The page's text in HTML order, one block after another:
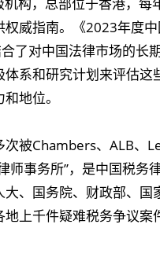
威指南。《2023年度中
了对中国法律市场的长
系和研究计划来评估这
地位。
被Chambers、ALB、
师事务所”，是中国税务
、国务院、财政部、国
上千件疑难税务争议案